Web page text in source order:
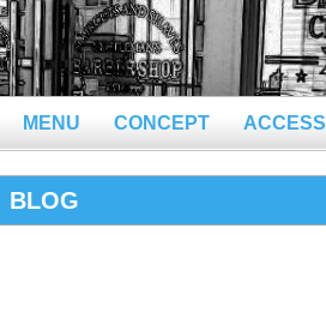
MENU CONCEPT ACCESS
BLOG